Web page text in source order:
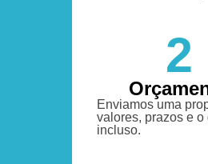
2
Enviamos uma
valores, prazos e o
incluso.